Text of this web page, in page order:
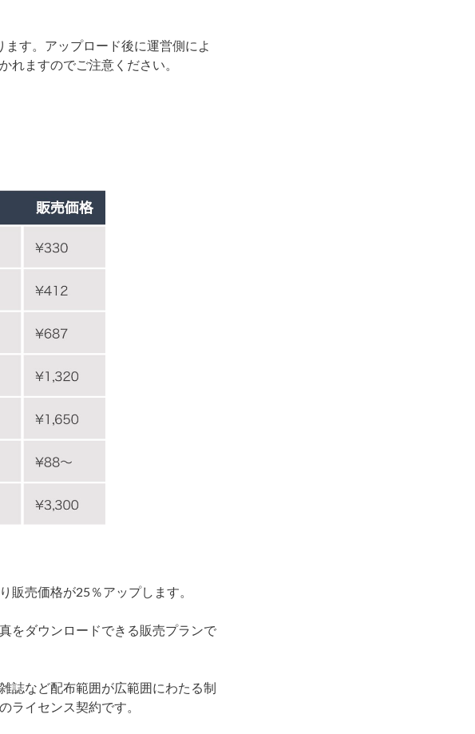
す。アップロード後に運営側によ
れますのでご注意ください。
販売価格が25％アップします。
をダウンロードできる販売プランで
誌など配布範囲が広範囲にわたる制
ライセンス契約です。